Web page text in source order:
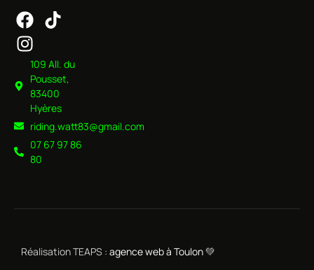
109 All. du
Pousset,
83400
Hyères
riding.watt83@gmail.com
07 67 97 86
80
Réalisation TEAPS : agence web à Toulon💚